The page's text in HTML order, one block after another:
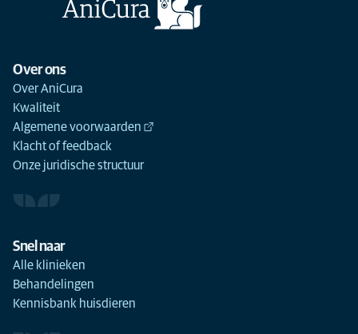
Over ons
Over AniCura
Kwaliteit
Algemene voorwaarden
Klacht of feedback
Onze juridische structuur
Snel naar
Alle klinieken
Behandelingen
Kennisbank huisdieren